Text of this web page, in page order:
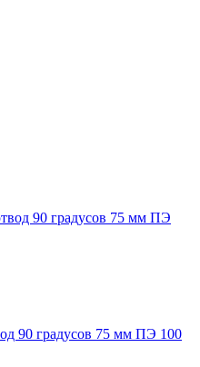
90 градусов 75 мм ПЭ 100